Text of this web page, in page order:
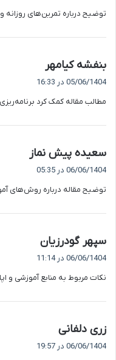
:
توضیح درباره تمرین‌های روزانه
بنفشه کیامهر
ف
:
05/06/1404 در 16:33
مطالب مقاله کمک کرد
سعیده پیش نماز
:
06/06/1404 در 05:35
توضیح مقاله درباره روش‌های
سپهر گودرزیان
ف
06/06/1404 در 11:14
نکات مربوط به منابع آموزشی و
زری دلفانی
ف
06/06/1404 در 19:57